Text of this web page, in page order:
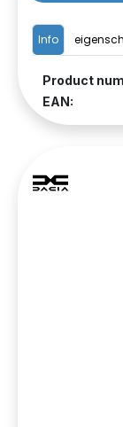
Info
Product
EAN: